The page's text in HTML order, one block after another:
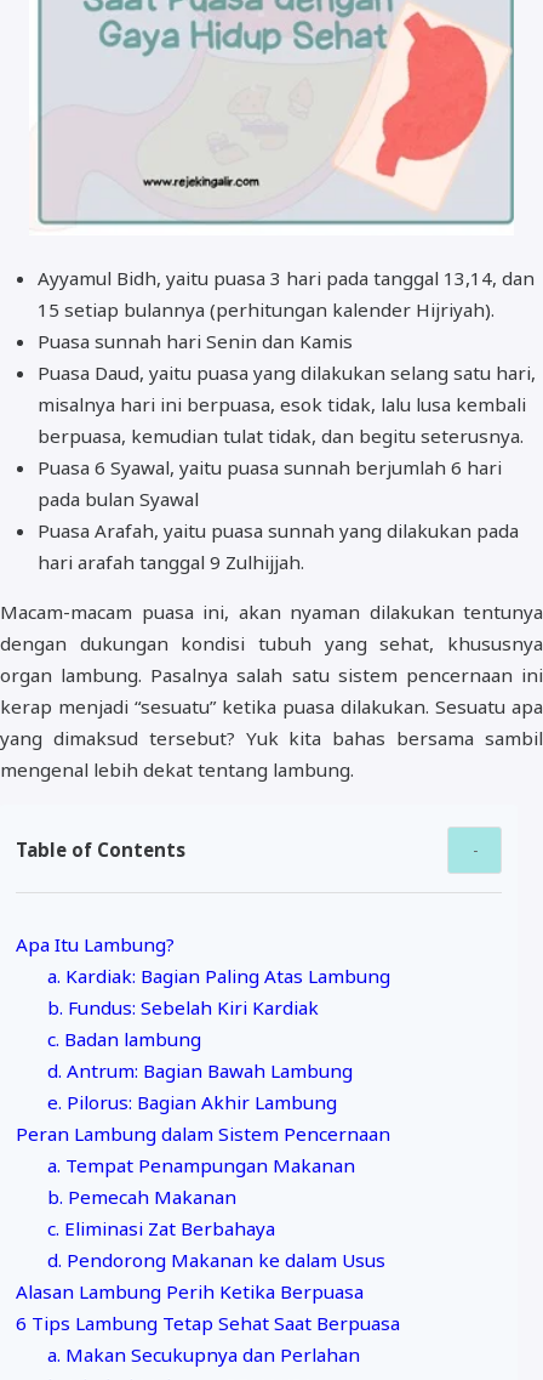
Ayyamul Bidh, yaitu puasa 3 hari pada tanggal 13,14, dan
15 setiap bulannya (perhitungan kalender Hijriyah).
Puasa sunnah hari Senin dan Kamis
Puasa Daud, yaitu puasa yang dilakukan selang satu hari,
misalnya hari ini berpuasa, esok tidak, lalu lusa kembali
berpuasa, kemudian tulat tidak, dan begitu seterusnya.
Puasa 6 Syawal, yaitu puasa sunnah berjumlah 6 hari
pada bulan Syawal
Puasa Arafah, yaitu puasa sunnah yang dilakukan pada
hari arafah tanggal 9 Zulhijjah.
Macam-macam puasa ini, akan nyaman dilakukan tentunya
dengan dukungan kondisi tubuh yang sehat, khususnya
organ lambung. Pasalnya salah satu sistem pencernaan ini
kerap menjadi “sesuatu” ketika puasa dilakukan. Sesuatu apa
yang dimaksud tersebut? Yuk kita bahas bersama sambil
mengenal lebih dekat tentang lambung.
Table of Contents
Apa Itu Lambung?
a. Kardiak: Bagian Paling Atas Lambung
b. Fundus: Sebelah Kiri Kardiak
c. Badan lambung
d. Antrum: Bagian Bawah Lambung
e. Pilorus: Bagian Akhir Lambung
Peran Lambung dalam Sistem Pencernaan
a. Tempat Penampungan Makanan
b. Pemecah Makanan
c. Eliminasi Zat Berbahaya
d. Pendorong Makanan ke dalam Usus
Alasan Lambung Perih Ketika Berpuasa
6 Tips Lambung Tetap Sehat Saat Berpuasa
a. Makan Secukupnya dan Perlahan